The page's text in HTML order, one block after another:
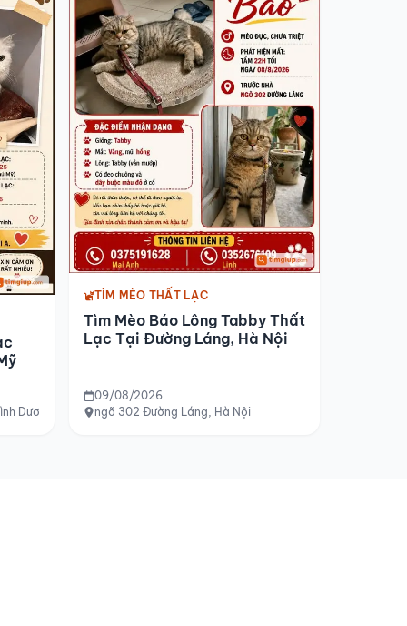
Dương (gần chợ Phú Mỹ)
TÌM MÈO THẤT LẠC
Tìm Mèo Báo Lông Tabby Thất
Lạc Tại Đường Láng, Hà Nội
09/08/2026
ngõ 302 Đường Láng, Hà Nội